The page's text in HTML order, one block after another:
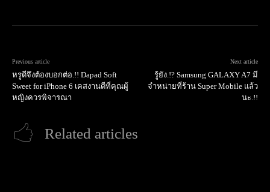
Previous article
หรูดีจึงต้องบอกต่อ.!! Dapad Soft
Sweet for iPhone 6 เคสงานดีที่คุณผู้
หญิงควรพิจารณา
Next article
รู้ยัง.!? Samsung GALAXY A7 มี
จำหน่ายที่ร้าน Super Mobile แล้ว
นะ.!!
Related articles